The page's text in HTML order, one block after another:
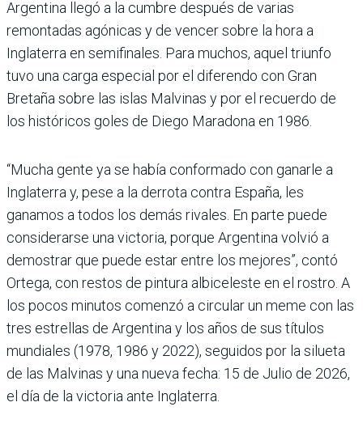
Argentina llegó a la cumbre después de varias
remontadas agónicas y de vencer sobre la hora a
Inglaterra en semifinales. Para muchos, aquel triunfo
tuvo una carga especial por el diferendo con Gran
Bretaña sobre las islas Malvinas y por el recuerdo de
los históricos goles de Diego Maradona en 1986.
“Mucha gente ya se había conformado con ganarle a
Inglaterra y, pese a la derrota contra España, les
ganamos a todos los demás rivales. En parte puede
considerarse una victoria, porque Argentina volvió a
demostrar que puede estar entre los mejores”, contó
Ortega, con restos de pintura albiceleste en el rostro. A
los pocos minutos comenzó a circular un meme con las
tres estrellas de Argentina y los años de sus títulos
mundiales (1978, 1986 y 2022), seguidos por la silueta
de las Malvinas y una nueva fecha: 15 de Julio de 2026,
el día de la victoria ante Inglaterra.